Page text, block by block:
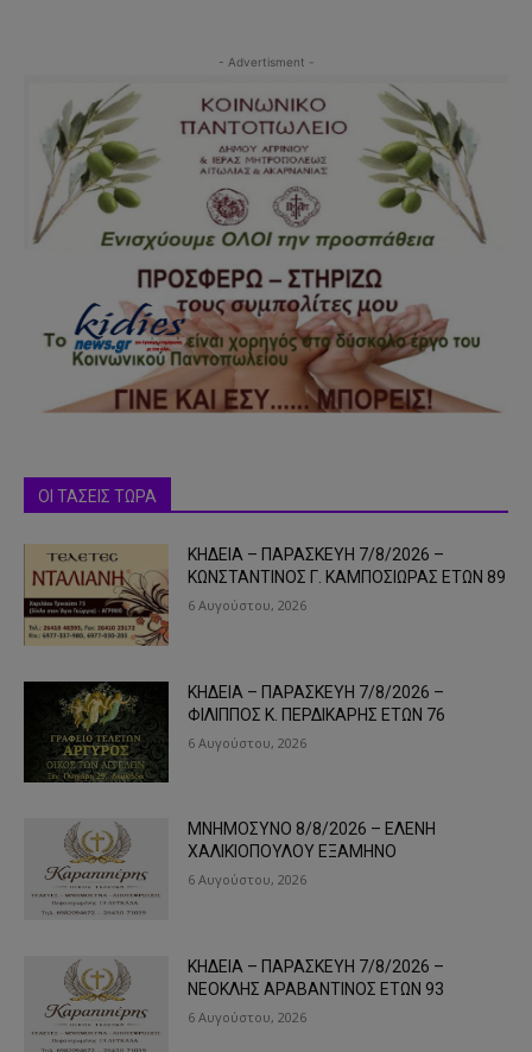
- Advertisment -
ΟΙ ΤΑΣΕΙΣ ΤΩΡΑ
ΚΗΔΕΙΑ – ΠΑΡΑΣΚΕΥΗ 7/8/2026 –
ΚΩΝΣΤΑΝΤΙΝΟΣ Γ. ΚΑΜΠΟΣΙΩΡΑΣ ΕΤΩΝ 89
6 Αυγούστου, 2026
ΚΗΔΕΙΑ – ΠΑΡΑΣΚΕΥΗ 7/8/2026 –
ΦΙΛΙΠΠΟΣ Κ. ΠΕΡΔΙΚΑΡΗΣ ΕΤΩΝ 76
6 Αυγούστου, 2026
ΜΝΗΜΟΣΥΝΟ 8/8/2026 – ΕΛΕΝΗ
ΧΑΛΙΚΙΟΠΟΥΛΟΥ ΕΞΑΜΗΝΟ
6 Αυγούστου, 2026
ΚΗΔΕΙΑ – ΠΑΡΑΣΚΕΥΗ 7/8/2026 –
ΝΕΟΚΛΗΣ ΑΡΑΒΑΝΤΙΝΟΣ ΕΤΩΝ 93
6 Αυγούστου, 2026